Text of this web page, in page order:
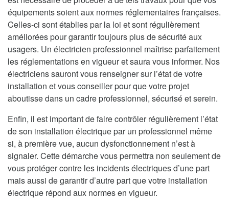
équipements soient aux normes réglementaires françaises.
Celles-ci sont établies par la loi et sont régulièrement
améliorées pour garantir toujours plus de sécurité aux
usagers. Un électricien professionnel maîtrise parfaitement
les réglementations en vigueur et saura vous informer. Nos
électriciens sauront vous renseigner sur l’état de votre
installation et vous conseiller pour que votre projet
aboutisse dans un cadre professionnel, sécurisé et serein.
Enfin, il est important de faire contrôler régulièrement l’état
de son installation électrique par un professionnel même
si, à première vue, aucun dysfonctionnement n’est à
signaler. Cette démarche vous permettra non seulement de
vous protéger contre les incidents électriques d’une part
mais aussi de garantir d’autre part que votre installation
électrique répond aux normes en vigueur.